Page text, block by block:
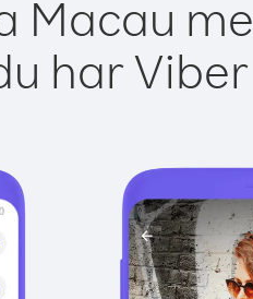
Macau
har